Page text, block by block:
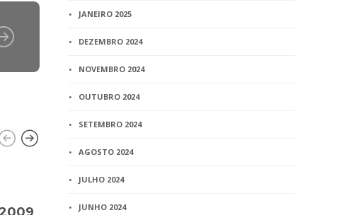
JANEIRO 2025
DEZEMBRO 2024
NOVEMBRO 2024
OUTUBRO 2024
SETEMBRO 2024
AGOSTO 2024
JULHO 2024
JUNHO 2024